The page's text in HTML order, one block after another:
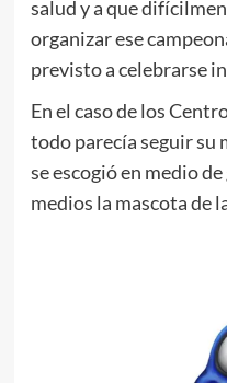
salud y a que
organizar ese
previsto a celebrarse
En el caso de los
todo parecía seguir su
se escogió en medio
medios la mascota de